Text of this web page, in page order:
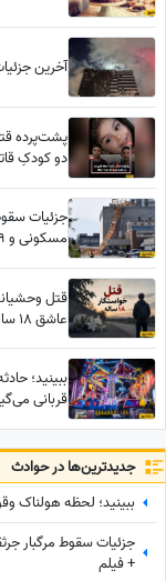
آخرین
دو کودکِ
مسکونی و 9 خودرو + فیلم
عاشق 18 ساله تهرانی
ببینید؛
قربانی
جدید‌ترین‌ها در حوادث
ببینید؛ لحظه هولناک
+ فیلم